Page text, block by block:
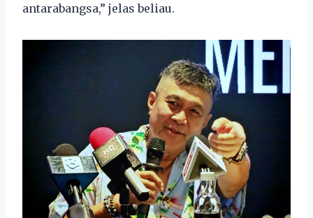
antarabangsa,” jelas beliau.